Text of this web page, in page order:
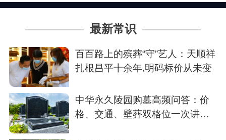
最新常识
百百路上的殡葬“守”艺人：天顺祥
扎根昌平十余年,明码标价从未变
中华永久陵园购墓高频问答：价
格、交通、壁葬双格位一次讲清